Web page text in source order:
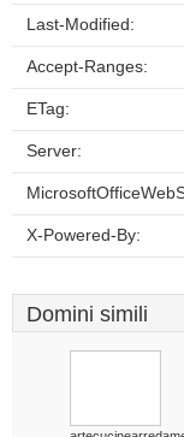
Last-Modified:
Accept-Ranges:
ETag:
Server:
X-Powered-By:
Domini simili